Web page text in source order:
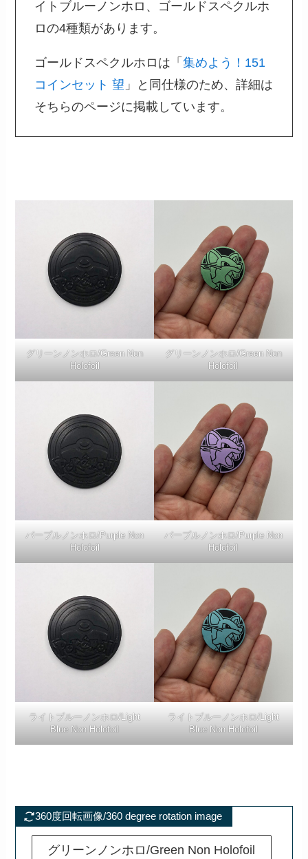
イトブルーノンホロ、ゴールドスペクルホ
ロの4種類があります。
ゴールドスペクルホロは「集めよう！151
コインセット 望 」と同仕様のため、詳細は
そちらのページに掲載しています。
グリーンノンホロ/Green Non
Holofoil
グリーンノンホロ/Green Non
Holofoil
パープルノンホロ/Purple Non
Holofoil
パープルノンホロ/Purple Non
Holofoil
ライトブルーノンホロ/Light
Blue Non Holofoil
ライトブルーノンホロ/Light
Blue Non Holofoil
360度回転画像/360 degree rotation image
グリーンノンホロ/Green Non Holofoil